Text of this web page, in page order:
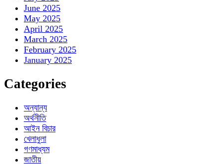
June 2025
May 2025
April 2025
March 2025
February 2025
January 2025
Categories
অন্যান্য
অর্থনীতি
আইন বিচার
খেলাধুলা
গণমাধ্যম
জাতীয়